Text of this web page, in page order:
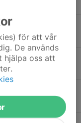
för att vår
De används
hjälpa oss att